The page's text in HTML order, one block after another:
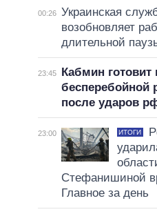
00:26 Украинская
возобновляет
длительной
23:45
Кабмин
бесперебойной
после ударов
23:00 ИТОГИ
Стефанишиной
Главное за день